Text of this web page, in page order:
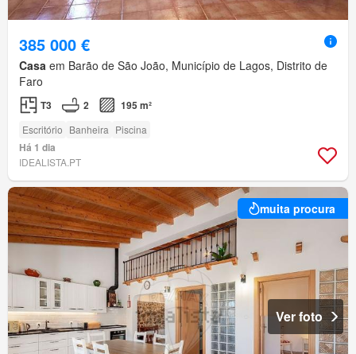
385 000 €
Casa em Barão de São João, Município de Lagos, Distrito de
Faro
T3 2 195 m²
Escritório Banheira Piscina
Há 1 dia
IDEALISTA.PT
muita procura
Ver foto